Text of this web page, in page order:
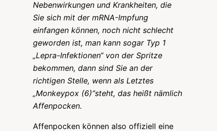
Nebenwirkungen und Krankheiten, die
Sie sich mit der mRNA-Impfung
einfangen können, noch nicht schlecht
geworden ist, man kann sogar Typ 1
„Lepra-Infektionen“ von der Spritze
bekommen, dann sind Sie an der
richtigen Stelle, wenn als Letztes
„Monkeypox (6)“steht, das heißt nämlich
Affenpocken.
Affenpocken können also offiziell eine